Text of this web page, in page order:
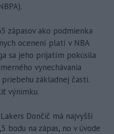
zápasov ako podmienka
ocenení platí v NBA
sa jeho prijatím pokúsila
vynechávania
základnej časti.
výnimku.
Dončič má najvyšší
bodu na zápas, no v úvode